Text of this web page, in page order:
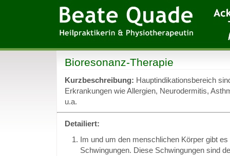
Bioresonanz-Therapie
Kurzbeschreibung: Hauptindikationsbereich
Erkrankungen wie Allergien, Neurodermitis,
u.a.
Detailiert:
Im und um den menschlichen Körper gibt
Schwingungen. Diese Schwingungen sind